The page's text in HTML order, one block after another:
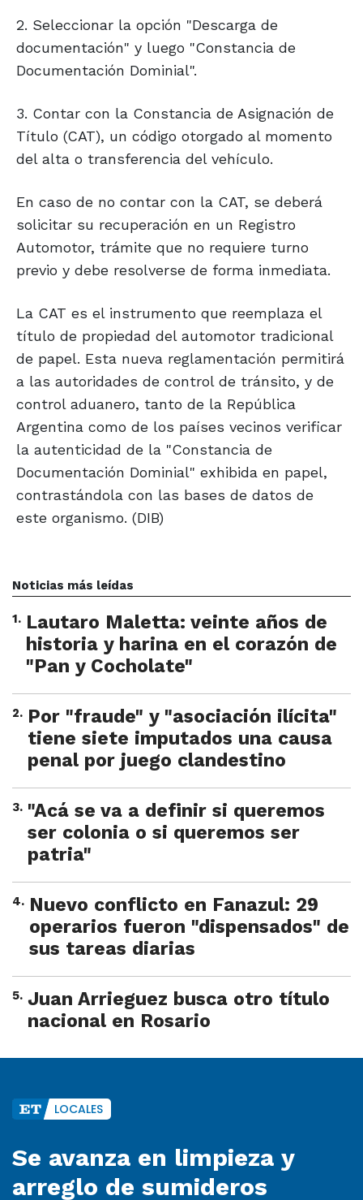
2. Seleccionar la opción "Descarga de
documentación" y luego "Constancia de
Documentación Dominial".
3. Contar con la Constancia de Asignación de
Título (CAT), un código otorgado al momento
del alta o transferencia del vehículo.
En caso de no contar con la CAT, se deberá
solicitar su recuperación en un Registro
Automotor, trámite que no requiere turno
previo y debe resolverse de forma inmediata.
La CAT es el instrumento que reemplaza el
título de propiedad del automotor tradicional
de papel. Esta nueva reglamentación permitirá
a las autoridades de control de tránsito, y de
control aduanero, tanto de la República
Argentina como de los países vecinos verificar
la autenticidad de la "Constancia de
Documentación Dominial" exhibida en papel,
contrastándola con las bases de datos de
este organismo. (DIB)
Noticias más leídas
1. Lautaro Maletta: veinte años de
historia y harina en el corazón de
"Pan y Cocholate"
2. Por "fraude" y "asociación ilícita"
tiene siete imputados una causa
penal por juego clandestino
3. "Acá se va a definir si queremos
ser colonia o si queremos ser
patria"
4. Nuevo conflicto en Fanazul: 29
operarios fueron "dispensados" de
sus tareas diarias
5. Juan Arrieguez busca otro título
nacional en Rosario
LOCALES
Se avanza en limpieza y
arreglo de sumideros